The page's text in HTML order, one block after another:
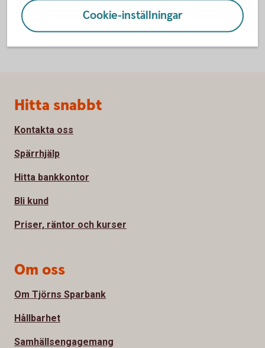
Cookie-inställningar
Sidfot
Hitta snabbt
Kontakta oss
Spärrhjälp
Hitta bankkontor
Bli kund
Priser, räntor och kurser
Om oss
Om Tjörns Sparbank
Hållbarhet
Samhällsengagemang